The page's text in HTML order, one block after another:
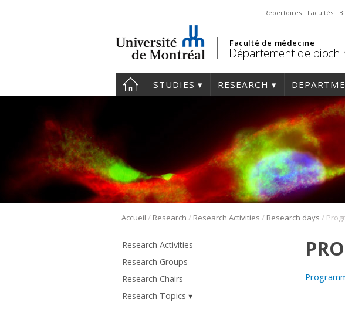
Répertoires Facultés
Faculté de médecine
Département de
STUDIES RESEARCH
Accueil / Research / Research Activities / Research days /
Research Activities
Research Groups
Research Chairs
Research Topics